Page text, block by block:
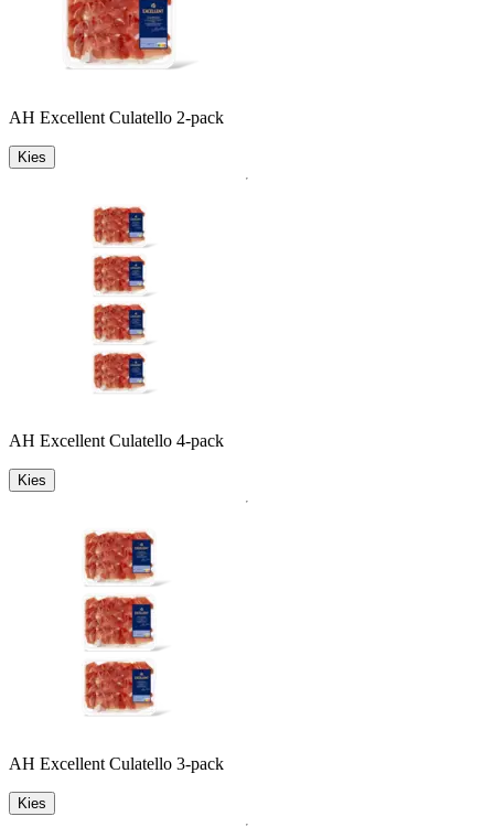
AH Excellent Culatello 2-pack
Kies
AH Excellent Culatello 4-pack
Kies
AH Excellent Culatello 3-pack
Kies